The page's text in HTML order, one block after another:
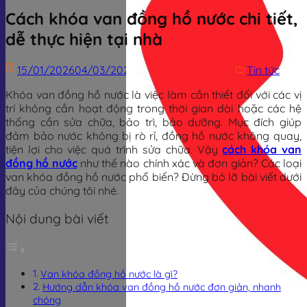
Cách khóa van đồng hồ nước chi tiết,
dễ thực hiện tại nhà
15/01/202604/03/2026
Tin tức
Khóa van đồng hồ nước là việc làm cần thiết đối với các vị
trí không cần hoạt động trong thời gian dài hoặc các hệ
thống cần sửa chữa, bảo trì, bảo dưỡng. Mục đích giúp
đảm bảo nước không bị rò rỉ, đồng hồ nước không quay,
tiện lợi cho việc quá trình sửa chữa. Vậycách khóa van
đồng hồ nướcnhư thế nào chính xác và đơn giản? Các loại
van khóa đồng hồ nước phổ biến? Đừng bỏ lỡ bài viết dưới
đây của chúng tôi nhé.
Nội dung bài viết
Van khóa đồng hồ nước là gì?
Hướng dẫn khóa van đồng hồ nước đơn giản, nhanh
chóng